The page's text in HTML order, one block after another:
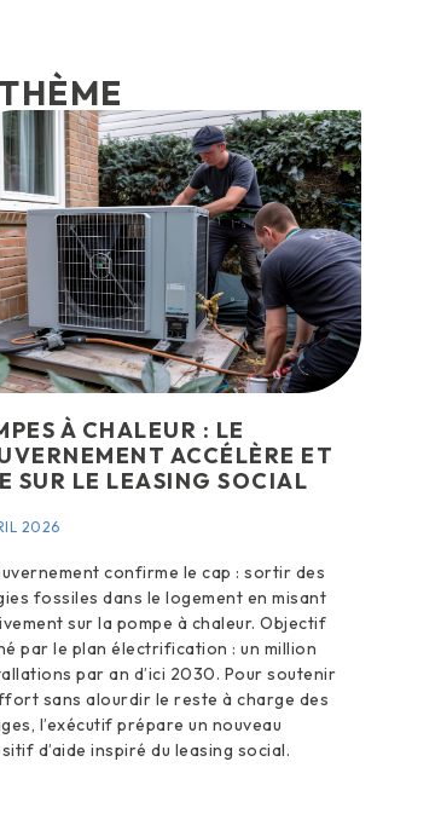
À CHALEUR : LE
ACCÉLÈRE ET
SUR LE LEASING SOCIAL
2026
confirme le cap : sortir des
fossiles dans le logement en misant
sur la pompe à chaleur. Objectif
par le plan électrification : un million
par an d’ici 2030. Pour soutenir
sans alourdir le reste à charge des
l’exécutif prépare un nouveau
d’aide inspiré du leasing social.